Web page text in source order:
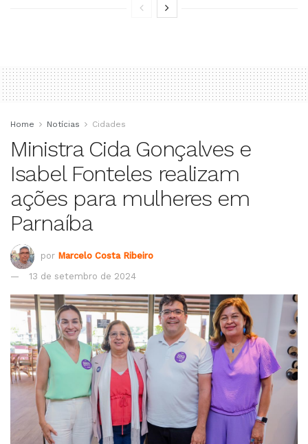
Home Notícias Cidades
Ministra Cida Gonçalves e
Isabel Fonteles realizam
ações para mulheres em
Parnaíba
por Marcelo Costa Ribeiro
13 de setembro de 2024